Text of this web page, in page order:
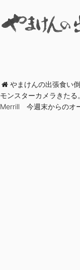
やまけんの出張食い
モンスターカメラきた
Merrill 今週末からのオ